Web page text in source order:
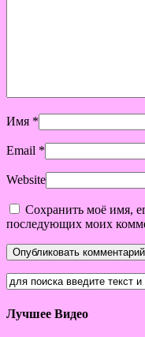
Имя *
Email *
Website
Сохранить моё имя,
последующих моих
Лучшее Видео